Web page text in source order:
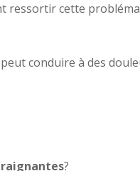
ressortir cette
conduire à des
?